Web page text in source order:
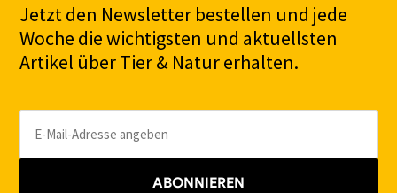
Jetzt den Newsletter bestellen und jede
Woche die wichtigsten und aktuellsten
Artikel über Tier & Natur erhalten.
ABONNIEREN